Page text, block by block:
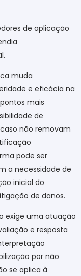
de aplicação
muda
e eficácia na
mais
de
não removam
pode ser
a necessidade de
inicial do
de danos.
exige uma atuação
e resposta
por não
se aplica à